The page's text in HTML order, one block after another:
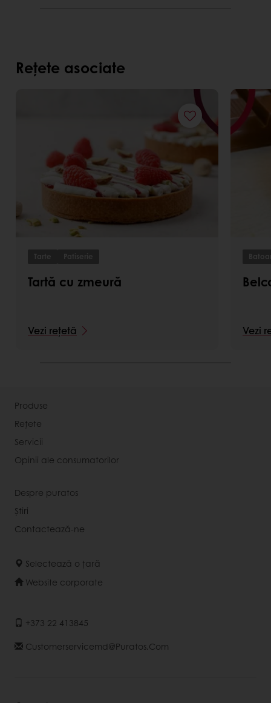
Rețete asociate
Tarte Patiserie
Tartă cu zmeură
Vezi rețetă Vezi
Produse
Rețete
Servicii
Opinii ale consumatorilor
Despre puratos
Știri
Contactează-ne
Selectează o țară
Website corporate
+373 22 413845
Customerservicemd@puratos.com